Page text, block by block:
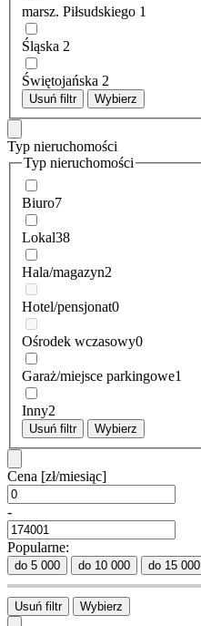
marsz. Piłsudskiego 1
Śląska 2
Świętojańska 2
Usuń filtr Wybierz
Typ nieruchomości
Typ nieruchomości
Biuro7
Lokal38
Hala/magazyn2
Hotel/pensjonat0
Ośrodek wczasowy0
Garaż/miejsce parkingowe1
Inny2
Usuń filtr Wybierz
Cena [zł/miesiąc]
-
Popularne:
do 5 000 do 10 000 do 15 000
Usuń filtr Wybierz